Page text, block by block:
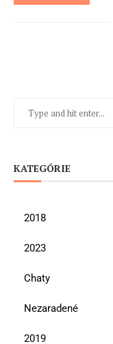
KATEGÓRIE
2018
2023
Chaty
Nezaradené
2019